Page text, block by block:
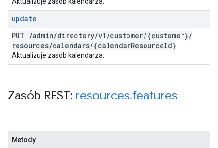
update
PUT /admin/directory/v1 /customer/{customer}/
resources/calendars/{calendarResourceId}
Aktualizuje zasób kalendarza.
Zasób REST: resources.features
Metody